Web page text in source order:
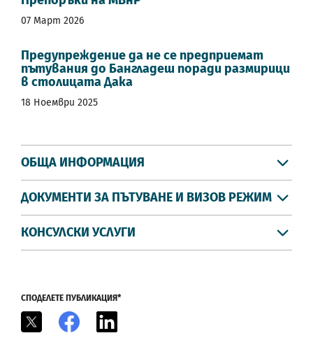
07 Март 2026
Предупреждение да не се предприемат
пътувания до Бангладеш поради размирици
в столицата Дака
18 Ноември 2025
ОБЩА ИНФОРМАЦИЯ
ДОКУМЕНТИ ЗА ПЪТУВАНЕ И ВИЗОВ РЕЖИМ
КОНСУЛСКИ УСЛУГИ
СПОДЕЛЕТЕ ПУБЛИКАЦИЯ*
Facebook